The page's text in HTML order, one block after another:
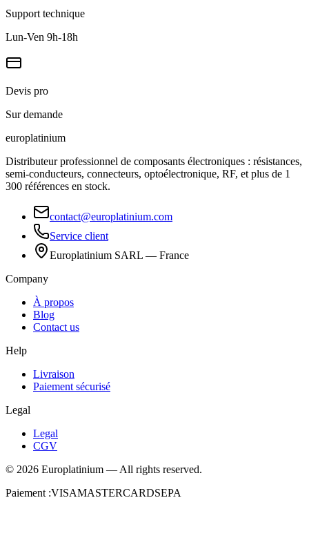
Support technique
Lun-Ven 9h-18h
Devis pro
Sur demande
europlatinium
Distributeur professionnel de composants électroniques : résistances,
semi-conducteurs, connecteurs, optoélectronique, RF, et plus de 1
300 références en stock.
contact@europlatinium.com
Service client
Europlatinium SARL — France
Company
À propos
Blog
Contact us
Help
Livraison
Paiement sécurisé
Legal
Legal
CGV
© 2026 Europlatinium — All rights reserved.
Paiement :VISAMASTERCARDSEPA